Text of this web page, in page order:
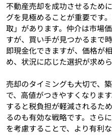
不動産売却を成功させるため
グを見極めることが重要です
取」があります。仲介は市場
すが、買い手が見つかるまで
即現金化できますが、価格が
め、状況に応じた選択が求めら
売却のタイミングも大切で、
で、高値がつきやすくなりま
すると税負担が軽減されるた
るのも有効な戦略です。さら
を考慮することで、より有利